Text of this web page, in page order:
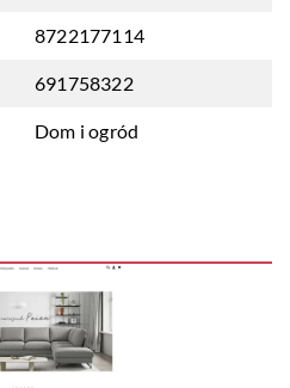
8722177114
691758322
Dom i ogród